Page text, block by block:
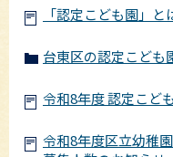
「認定こども園」と
台東区の認定こども
令和8年度 認定こど
令和8年度区立幼稚